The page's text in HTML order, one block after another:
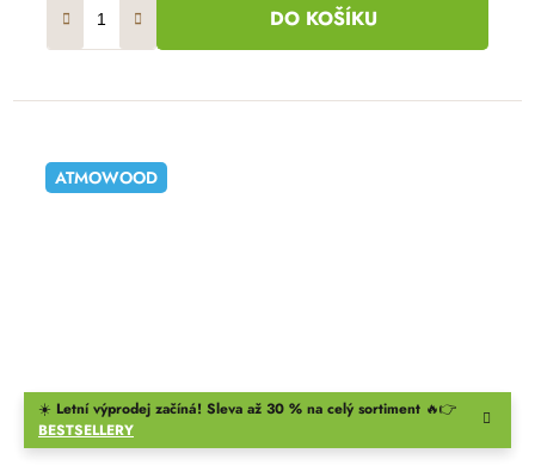
☀️ Letní výprodej začíná! Sleva až 30 % na celý sortiment 🔥👉
BESTSELLERY
DO KOŠÍKU
ATMOWOOD